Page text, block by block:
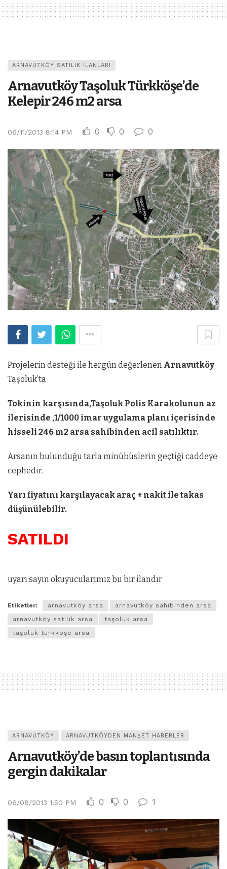
ARNAVUTKÖY SATILIK İLANLARI
Arnavutköy Taşoluk Türkköşe’de
Kelepir 246 m2 arsa
06/11/2013 8:14 PM 0 0 0
Projelerin desteği ile hergün değerlenen Arnavutköy
Taşoluk’ta
Tokinin karşısında,Taşoluk Polis Karakolunun az
ilerisinde ,1/1000 imar uygulama planı içerisinde
hisseli 246 m2 arsa sahibinden acil satılıktır.
Arsanın bulunduğu tarla minübüslerin geçtiği caddeye
cephedir.
Yarı fiyatını karşılayacak araç + nakit ile takas
düşünülebilir.
SATILDI
uyarı:sayın okuyucularımız bu bir ilandır
Etiketler: arnavutköy arsa
arnavutköy sahibinden arsa
arnavutköy satılık arsa
taşoluk arsa
taşoluk türkköşe arsa
ARNAVUTKÖY ARNAVUTKÖYDEN MANŞET HABERLER
Arnavutköy’de basın toplantısında
gergin dakikalar
06/08/2013 1:50 PM 0 0 1